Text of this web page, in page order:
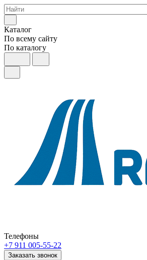
Каталог
По всему сайту
По каталогу
Телефоны
+7 911 005-55-22
Заказать звонок